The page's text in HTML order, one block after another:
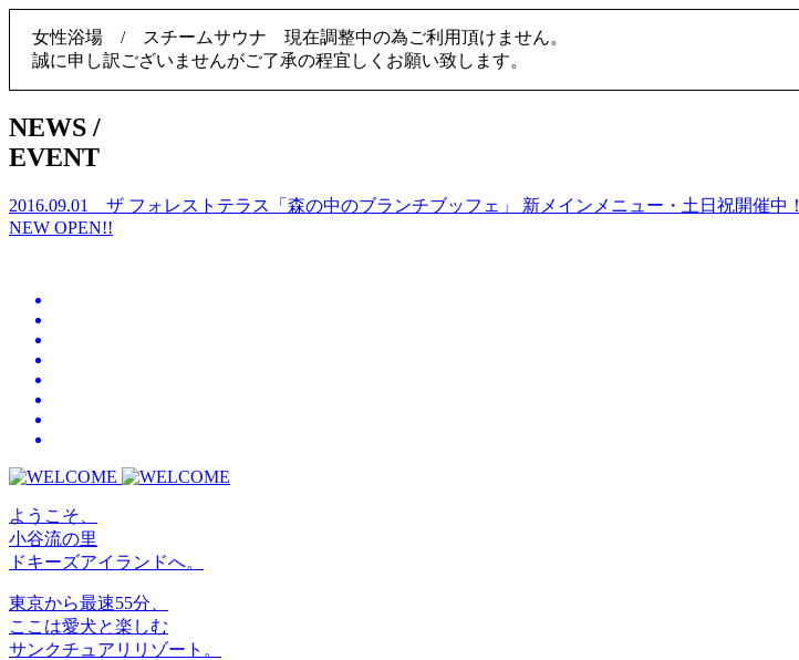
女性浴場 / スチームサウナ 現在調整中の為ご利用頂けません。
誠に申し訳ございませんがご了承の程宜しくお願い致します。
NEWS /
EVENT
2016.09.01 ザ フォレストテラス「森の中のブランチブッフェ」 新メインメニュー・土日祝開催中！
NEW OPEN!!
ようこそ、
小谷流の里
ドキーズアイランドへ。
東京から最速55分、
ここは愛犬と楽しむ
サンクチュアリリゾート。